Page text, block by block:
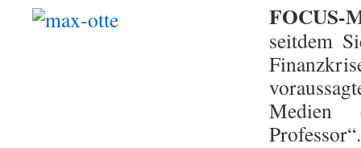
FOCUS-
seitdem
Medien